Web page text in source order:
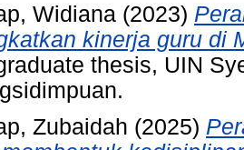
Widiana (2023)
kinerja guru di
thesis, UIN
Zubaidah (2025)